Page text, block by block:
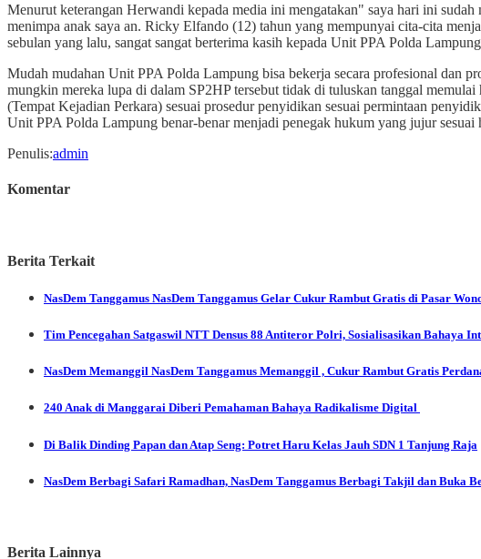
Menurut keterangan Herwandi kepada media ini mengatakan" saya hari ini
menimpa anak saya an. Ricky Elfando (12) tahun yang mempunyai cita-cita
sebulan yang lalu, sangat sangat berterima kasih kepada Unit PPA Polda
Mudah mudahan Unit PPA Polda Lampung bisa bekerja secara profesional dan
mungkin mereka lupa di dalam SP2HP tersebut tidak di tuluskan tanggal
(Tempat Kejadian Perkara) sesuai prosedur penyidikan sesuai permintaan
Unit PPA Polda Lampung benar-benar menjadi penegak hukum yang jujur
Penulis:admin
Komentar
Berita Terkait
NasDem Tanggamus NasDem Tanggamus Gelar Cukur Rambut Gratis di Pasar
Tim Pencegahan Satgaswil NTT Densus 88 Antiteror Polri, Sosialisasikan Bahaya
NasDem Memanggil NasDem Tanggamus Memanggil , Cukur Rambut Gratis
240 Anak di Manggarai Diberi Pemahaman Bahaya Radikalisme Digital
Di Balik Dinding Papan dan Atap Seng: Potret Haru Kelas Jauh SDN 1 Tanjung Raja
NasDem Berbagi Safari Ramadhan, NasDem Tanggamus Berbagi Takjil dan Buka
Berita Lainnya